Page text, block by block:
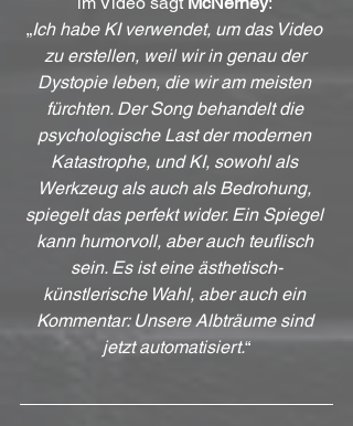
„Ich habe KI verwendet, um das Video
zu erstellen, weil wir in genau der
Dystopie leben, die wir am meisten
fürchten. Der Song behandelt die
psychologische Last der modernen
Katastrophe, und KI, sowohl als
Werkzeug als auch als Bedrohung,
spiegelt das perfekt wider. Ein Spiegel
kann humorvoll, aber auch teuflisch
sein. Es ist eine ästhetisch-
künstlerische Wahl, aber auch ein
Kommentar: Unsere Albträume sind
jetzt automatisiert.“